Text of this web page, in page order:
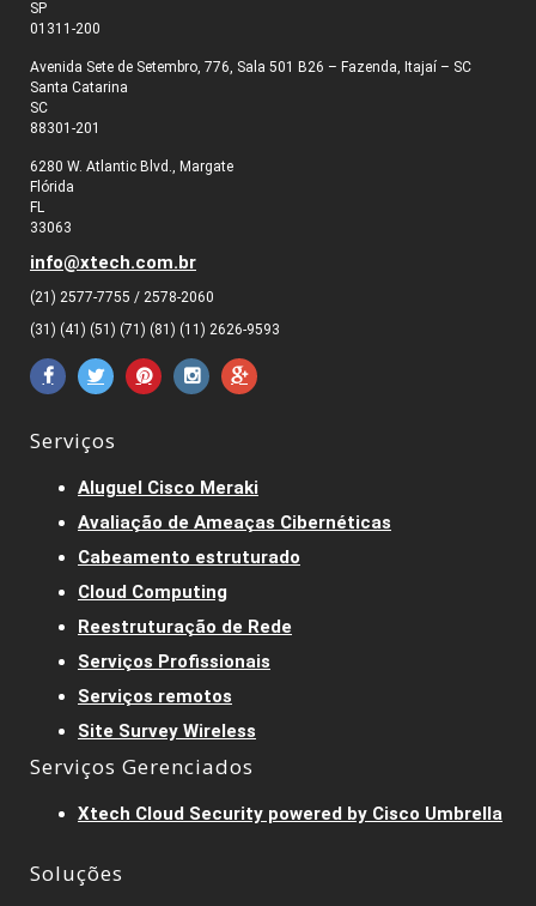
SP
01311-200
Avenida Sete de Setembro, 776, Sala 501 B26 – Fazenda, Itajaí – SC
Santa Catarina
SC
88301-201
6280 W. Atlantic Blvd., Margate
Flórida
FL
33063
info@xtech.com.br
(21) 2577-7755 / 2578-2060
(31) (41) (51) (71) (81) (11) 2626-9593
Serviços
Aluguel Cisco Meraki
Avaliação de Ameaças Cibernéticas
Cabeamento estruturado
Cloud Computing
Reestruturação de Rede
Serviços Profissionais
Serviços remotos
Site Survey Wireless
Serviços Gerenciados
Xtech Cloud Security powered by Cisco Umbrella
Soluções